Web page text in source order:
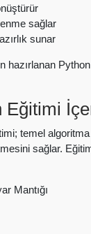
sağlar
sunar
hazırlanan
Eğitimi
temel algoritma
sağlar.
Mantığı